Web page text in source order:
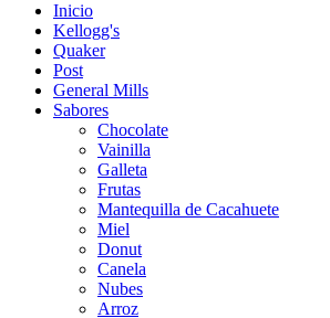
Inicio
Kellogg's
Quaker
Post
General Mills
Sabores
Chocolate
Vainilla
Galleta
Frutas
Mantequilla de Cacahuete
Miel
Donut
Canela
Nubes
Arroz